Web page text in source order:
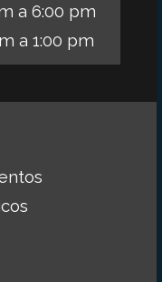
a 6:00 pm
1:00 pm